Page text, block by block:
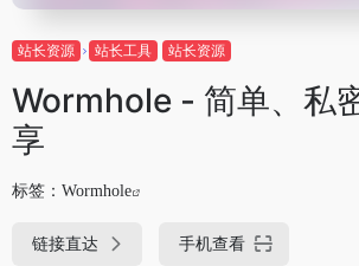
站长资源 站长工具 站长资源
Wormhole - 简单、私
享
标签： Wormhole
链接直达 手机查看